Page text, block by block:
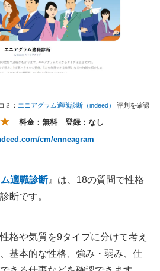
ミ： エニアグラム適職診断（indeed） 評判を確認
料金：無料 登録：なし
cm/enneagram
適職診断』は、18の質問で性格
断です。
格や気質を9タイプに分けて考え
基本的な性格、強み・弱み、仕